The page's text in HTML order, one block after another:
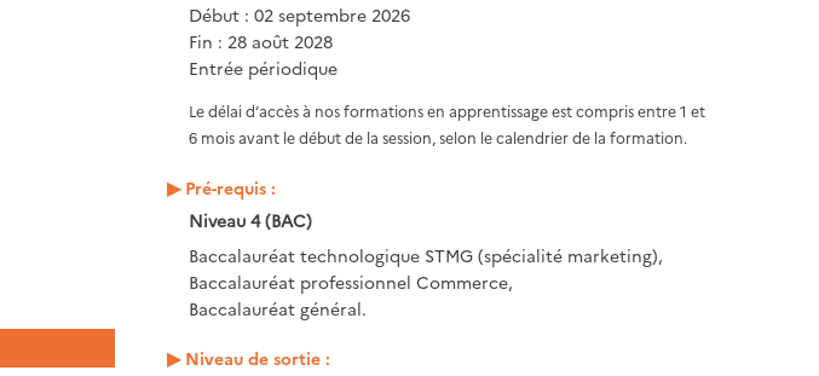
Début : 02 septembre 2026
Fin : 28 août 2028
Entrée périodique
Le délai d’accès à nos formations en apprentissage est compris entre 1 et
6 mois avant le début de la session, selon le calendrier de la formation.
Pré-requis :
Niveau 4 (BAC)
Baccalauréat technologique STMG (spécialité marketing),
Baccalauréat professionnel Commerce,
Baccalauréat général.
Niveau de sortie :